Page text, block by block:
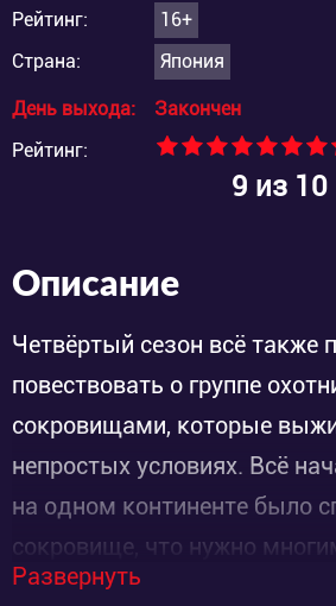
Рейтинг:
16+
Страна:
Япония
День выхода:
Закончен
Рейтинг:
9 из 10
Описание
Четвёртый сезон всё также
повествовать о группе
сокровищами, которые
непростых условиях. Всё
на одном континенте было
сокровище, что нужно
– молодой человек и
Развернуть